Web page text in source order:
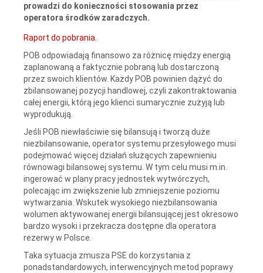
prowadzi do konieczności stosowania przez
operatora środków zaradczych.
Raport do pobrania.
POB odpowiadają finansowo za różnicę między energią
zaplanowaną a faktycznie pobraną lub dostarczoną
przez swoich klientów. Każdy POB powinien dążyć do
zbilansowanej pozycji handlowej, czyli zakontraktowania
całej energii, którą jego klienci sumarycznie zużyją lub
wyprodukują.
Jeśli POB niewłaściwie się bilansują i tworzą duże
niezbilansowanie, operator systemu przesyłowego musi
podejmować więcej działań służących zapewnieniu
równowagi bilansowej systemu. W tym celu musi m.in.
ingerować w plany pracy jednostek wytwórczych,
polecając im zwiększenie lub zmniejszenie poziomu
wytwarzania. Wskutek wysokiego niezbilansowania
wolumen aktywowanej energii bilansującej jest okresowo
bardzo wysoki i przekracza dostępne dla operatora
rezerwy w Polsce.
Taka sytuacja zmusza PSE do korzystania z
ponadstandardowych, interwencyjnych metod poprawy